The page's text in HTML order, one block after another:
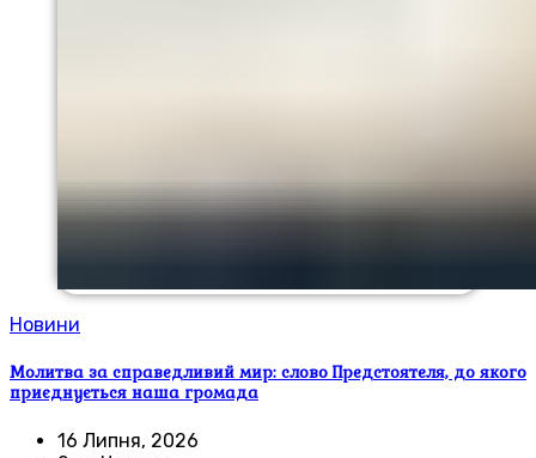
Новини
Молитва за справедливий мир: слово Предстоятеля, до якого
приєднується наша громада
16 Липня, 2026